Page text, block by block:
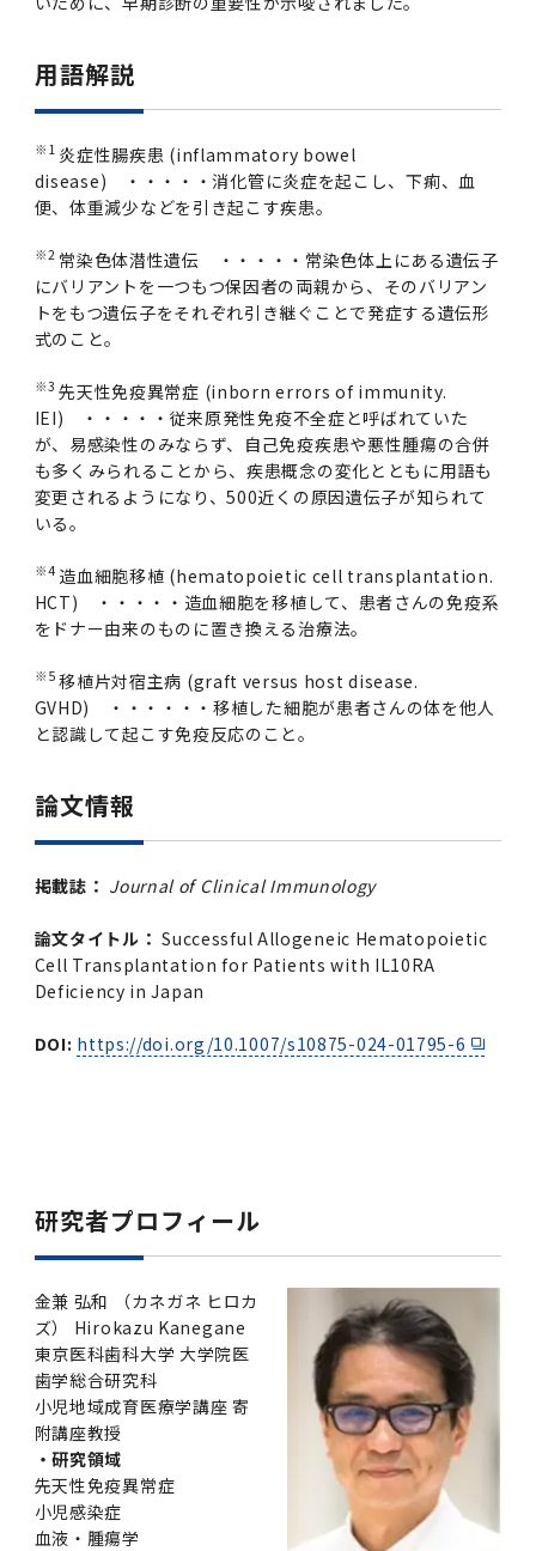
用語解説
※1 炎症性腸疾患 (inflammatory bowel
disease) ・・・・・消化管に炎症を起こし、下痢、血
便、体重減少などを引き起こす疾患。
※2 常染色体潜性遺伝 ・・・・・常染色体上にある遺伝子
にバリアントを一つもつ保因者の両親から、そのバリアン
トをもつ遺伝子をそれぞれ引き継ぐことで発症する遺伝形
式のこと。
※3 先天性免疫異常症 (inborn errors of immunity.
IEI) ・・・・・従来原発性免疫不全症と呼ばれていた
が、易感染性のみならず、自己免疫疾患や悪性腫瘍の合併
も多くみられることから、疾患概念の変化とともに用語も
変更されるようになり、500近くの原因遺伝子が知られて
いる。
※4 造血細胞移植 (hematopoietic cell transplantation.
HCT) ・・・・・造血細胞を移植して、患者さんの免疫系
をドナー由来のものに置き換える治療法。
※5移植片対宿主病 (graft versus host disease.
GVHD) ・・・・・・移植した細胞が患者さんの体を他人
と認識して起こす免疫反応のこと。
論文情報
掲載誌： Journal of Clinical Immunology
論文タイトル： Successful Allogeneic Hematopoietic
Cell Transplantation for Patients with IL10RA
Deficiency in Japan
DOI: https://doi.org/10.1007/s10875-024-01795-6
研究者プロフィール
金兼 弘和 （カネガネ ヒロカ
ズ） Hirokazu Kanegane
東京医科歯科大学 大学院医
歯学総合研究科
小児地域成育医療学講座 寄
附講座教授
・研究領域
先天性免疫異常症
小児感染症
血液・腫瘍学